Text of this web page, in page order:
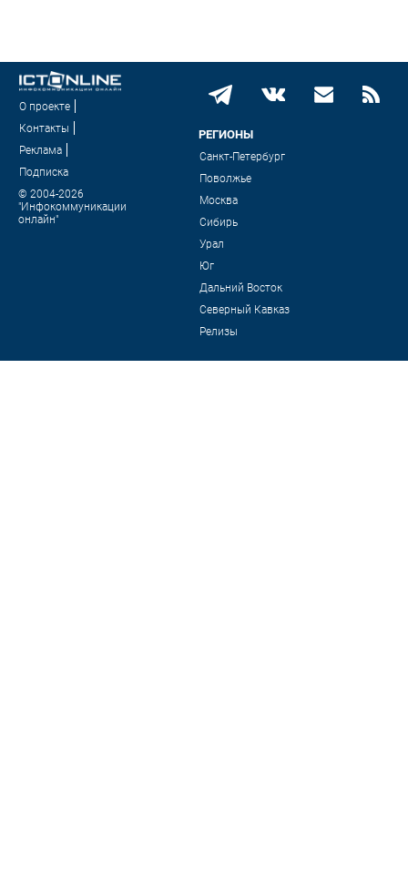
О проекте
Контакты
Реклама
Подписка
© 2004-2026
"Инфокоммуникации
онлайн"
РЕГИОНЫ
Санкт-Петербург
Поволжье
Москва
Сибирь
Урал
Юг
Дальний Восток
Северный Кавказ
Релизы